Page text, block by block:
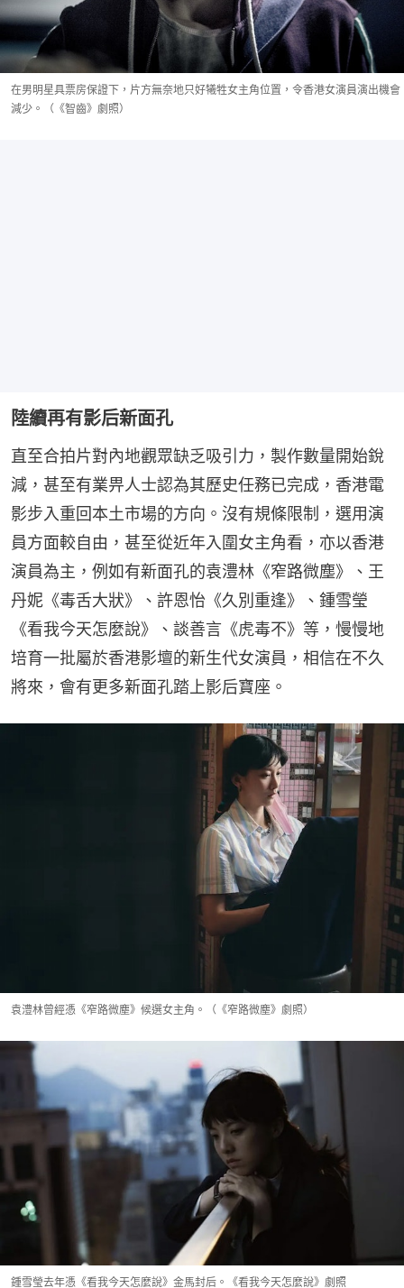
在男明星具票房保證下，片方無奈地只好犧牲女主角位置，令香港女演員演出機會
減少。（《智齒》劇照）
陸續再有影后新面孔
直至合拍片對內地觀眾缺乏吸引力，製作數量開始銳
減，甚至有業畀人士認為其歷史任務已完成，香港電
影步入重回本土市場的方向。沒有規條限制，選用演
員方面較自由，甚至從近年入圍女主角看，亦以香港
演員為主，例如有新面孔的袁澧林《窄路微塵》、王
丹妮《毒舌大狀》、許恩怡《久別重逢》、鍾雪瑩
《看我今天怎麼說》、談善言《虎毒不》等，慢慢地
培育一批屬於香港影壇的新生代女演員，相信在不久
將來，會有更多新面孔踏上影后寶座。
袁澧林曾經憑《窄路微塵》候選女主角。（《窄路微塵》劇照）
鍾雪瑩去年憑《看我今天怎麼說》金馬封后。《看我今天怎麼說》劇照